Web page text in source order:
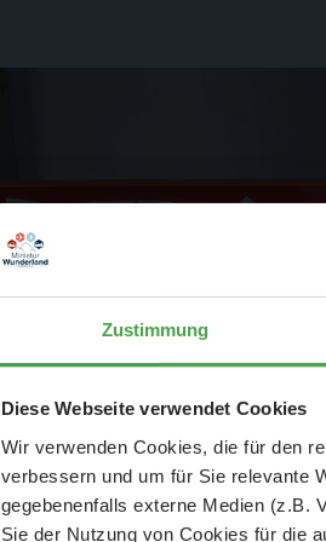
Zustimmung
Diese Webseite verwendet Cookies
Wir verwenden Cookies, die für den
verbessern und um für Sie relevante
gegebenenfalls externe Medien (z.B.
Sie der Nutzung von Cookies für die
Der Spar-Hammer:
-